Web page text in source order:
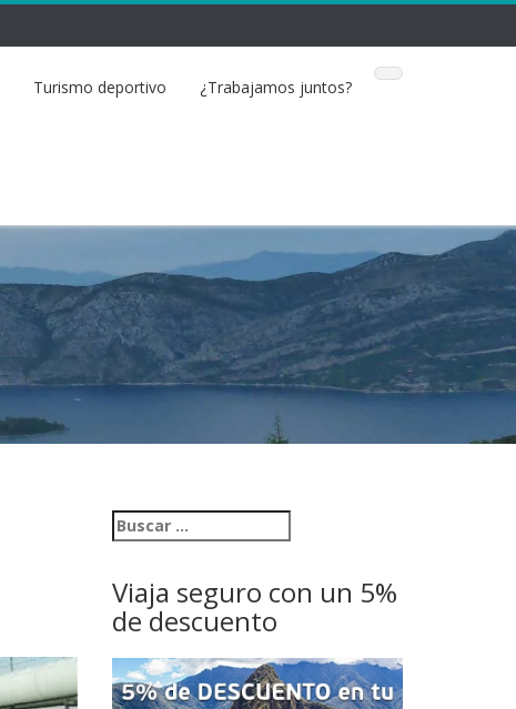
Turismo deportivo ¿Trabajamos juntos?
Viaja seguro con un 5%
de descuento